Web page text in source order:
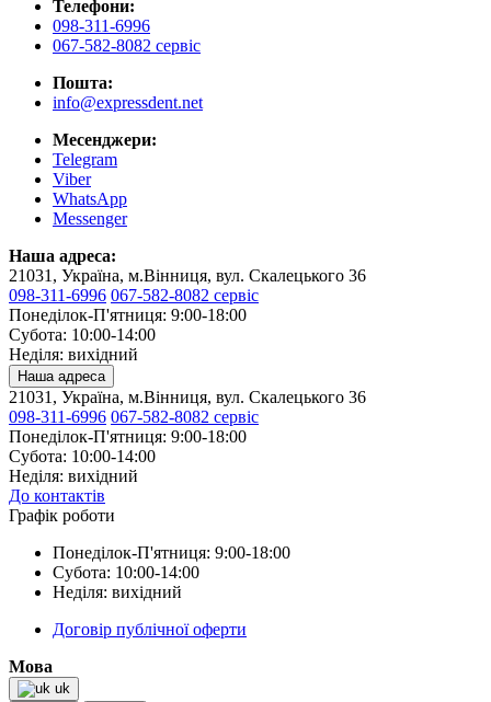
Телефони:
098-311-6996
067-582-8082 сервіс
Пошта:
info@expressdent.net
Месенджери:
Telegram
Viber
WhatsApp
Messenger
Наша адреса:
21031, Україна, м.Вінниця, вул. Скалецького 36
098-311-6996 067-582-8082 сервіс
Понеділок-П'ятниця: 9:00-18:00
Субота: 10:00-14:00
Неділя: вихідний
Наша адреса
21031, Україна, м.Вінниця, вул. Скалецького 36
098-311-6996 067-582-8082 сервіс
Понеділок-П'ятниця: 9:00-18:00
Субота: 10:00-14:00
Неділя: вихідний
До контактів
Графік роботи
Понеділок-П'ятниця: 9:00-18:00
Субота: 10:00-14:00
Неділя: вихідний
Договір публічної оферти
Мова
uk